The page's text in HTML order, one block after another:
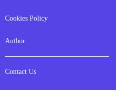
Cookies Policy
Author
Contact Us